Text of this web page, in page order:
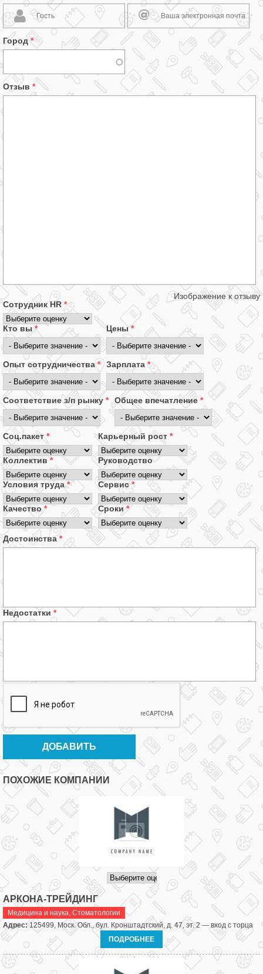
Город*
Отзыв *
Изображение к отзыву
Сотрудник HR *
Кто вы* Цены*
Опыт сотрудничества* Зарплата *
Соответствие з/п рынку * Общее впечатление *
Соц.пакет* Карьерный рост *
Коллектив * Руководство
Условия труда* Сервис*
Качество* Сроки*
Достоинства *
Недостатки *
ПОХОЖИЕ КОМПАНИИ
АРКОНА-ТРЕЙДИНГ
Медицина и наука, Стоматологии
Адрес:125499, Моск. Обл., бул. Кронштадтский, д. 47, эт. 2 — вход с торца
ПОДРОБНЕЕ